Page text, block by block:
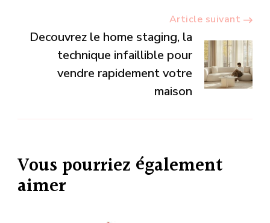
Article suivant
Decouvrez le home staging, la
technique infaillible pour
vendre rapidement votre
maison
Vous pourriez également
aimer